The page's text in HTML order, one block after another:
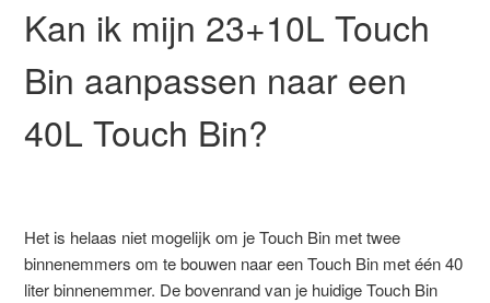
Kan ik mijn 23+10L Touch
Bin aanpassen naar een
40L Touch Bin?
Het is helaas niet mogelijk om je Touch Bin met twee
binnenemmers om te bouwen naar een Touch Bin met één 40
liter binnenemmer. De bovenrand van je huidige Touch Bin